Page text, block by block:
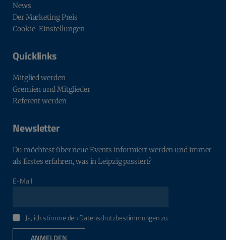
News
Der Marketing Preis
Cookie-Einstellungen
Quicklinks
Mitglied werden
Gremien und Mitglieder
Referent werden
Newsletter
Du möchtest über neue Events informiert werden und immer
als Erstes erfahren, was in Leipzig passiert?
E-Mail
Ja, ich stimme den Datenschutzbestimmungen zu.
ANMELDEN